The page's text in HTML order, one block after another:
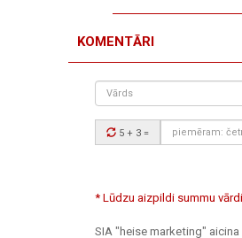
KOMENTĀRI
Vārds
Drošības
kods:
5 + 3 =
* Lūdzu aizpildi summu
SIA "heise marketing"